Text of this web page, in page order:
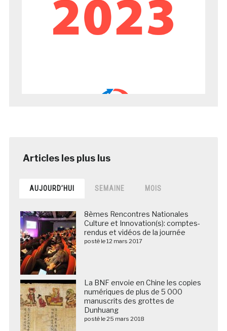
AUJOURD’HUI SEMAINE MOIS
8èmes Rencontres Nationales
Culture et Innovation(s): comptes-
rendus et vidéos de la journée
posté le 12 mars 2017
La BNF envoie en Chine les copies
numériques de plus de 5 000
manuscrits des grottes de
Dunhuang
posté le 25 mars 2018